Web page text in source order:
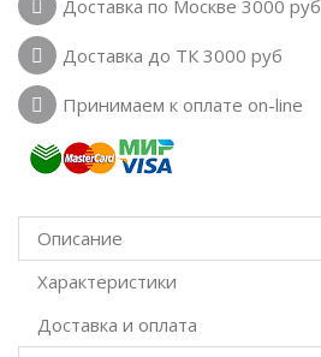
Доставка по Москве 3000 руб
Доставка до ТК 3000 руб
Принимаем к оплате on-line
Описание
Характеристики
Доставка и оплата